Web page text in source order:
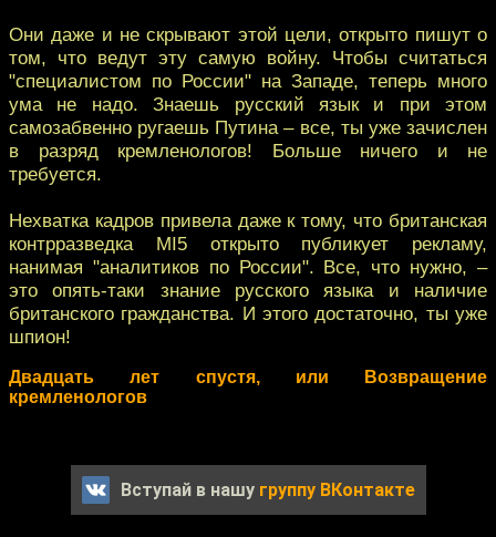
Они даже и не скрывают этой цели, открыто пишут о
том, что ведут эту самую войну. Чтобы считаться
"специалистом по России" на Западе, теперь много
ума не надо. Знаешь русский язык и при этом
самозабвенно ругаешь Путина – все, ты уже зачислен
в разряд кремленологов! Больше ничего и не
требуется.
Нехватка кадров привела даже к тому, что британская
контрразведка MI5 открыто публикует рекламу,
нанимая "аналитиков по России". Все, что нужно, –
это опять-таки знание русского языка и наличие
британского гражданства. И этого достаточно, ты уже
шпион!
Двадцать лет спустя, или Возвращение
кремленологов
Вступай в нашу группу ВКонтакте